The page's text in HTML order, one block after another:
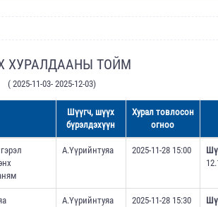
ХУРАЛДААНЫ ТОЙМ
( 2025-11-03- 2025-12-03)
Шүүгч, шүүх
бүрэлдэхүүн
Хурал товлосон
огноо
А.Үүрийнтуяа 2025-11-28 15:00
А.Үүрийнтуяа 2025-11-28 15:30